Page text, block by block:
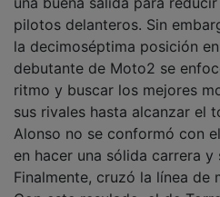
pilotos delanteros. Sin
la decimoséptima posición
debutante de Moto2 se
ritmo y buscar los mejores
sus rivales hasta alcanzar el
Alonso no se conformó con
en hacer una sólida carrera y
Finalmente, cruzó la línea de
Con este resulado, el de